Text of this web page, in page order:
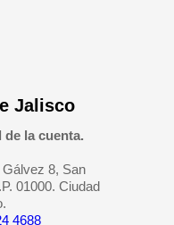
Jalisco
de la cuenta.
8, San
01000. Ciudad
4688